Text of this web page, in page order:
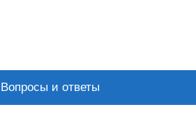
Вопросы и ответы